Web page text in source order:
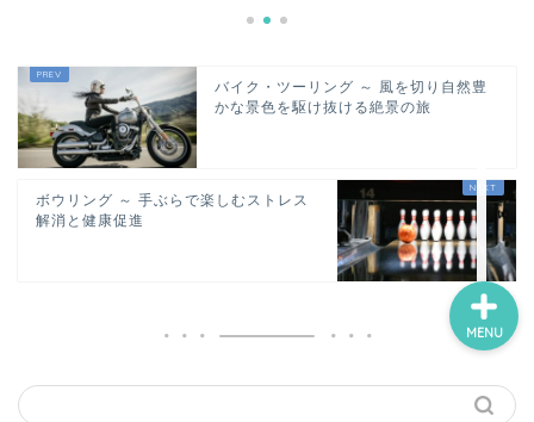
バイク・ツーリング ～ 風を切り自然豊
かな景色を駆け抜ける絶景の旅
ボウリング ～ 手ぶらで楽しむストレス
解消と健康促進
MENU
鑑賞・外出